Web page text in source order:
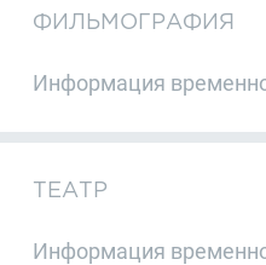
ФИЛЬМОГРАФИЯ
Информация временно
ТЕАТР
Информация временно